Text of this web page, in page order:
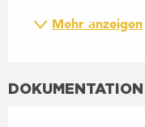
Mehr anzeigen
DOKUMENTATION